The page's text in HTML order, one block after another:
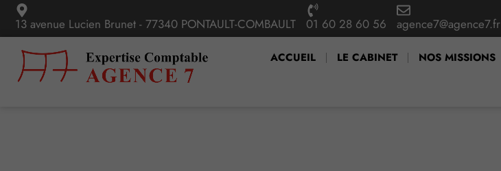
13 avenue Lucien Brunet - 77340 PONTAULT-COMBAULT 01 60 28 60 56 agence7@agence7.fr
ACCUEIL LE CABINET NOS MISSIONS